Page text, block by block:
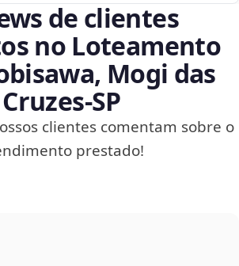
de clientes
no Loteamento
Mogi das
Cruzes‑SP
clientes comentam sobre o
prestado!